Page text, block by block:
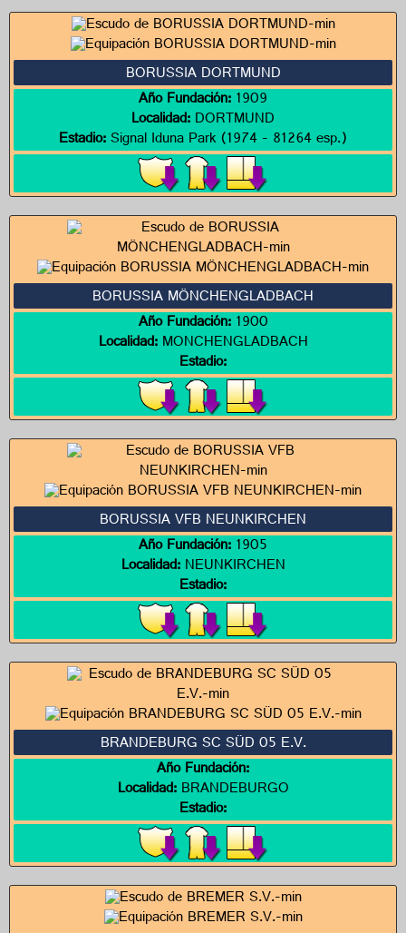
BORUSSIA DORTMUND
Año Fundación:1909
Localidad:DORTMUND
Estadio:Signal Iduna Park (1974 - 81264 esp.)
BORUSSIA MÖNCHENGLADBACH
Año Fundación:1900
Localidad:MONCHENGLADBACH
Estadio:
BORUSSIA VFB NEUNKIRCHEN
Año Fundación:1905
Localidad:NEUNKIRCHEN
Estadio:
BRANDEBURG SC SÜD 05 E.V.
Año Fundación:
Localidad:BRANDEBURGO
Estadio: